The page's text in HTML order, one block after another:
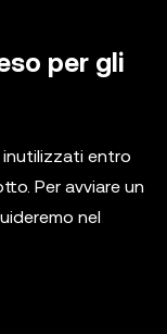
per gli
entro
Per avviare un
nel